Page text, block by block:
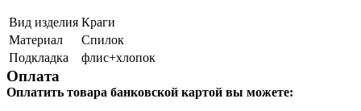
Вид изделия Краги
Материал
Спилок
Подкладка
флис+хлопок
Оплата
Оплатить товара банковской картой вы можете: